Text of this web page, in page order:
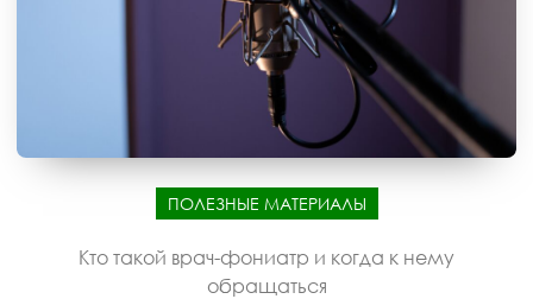
ПОЛЕЗНЫЕ МАТЕРИАЛЫ
Кто такой врач-фониатр и когда к нему
обращаться